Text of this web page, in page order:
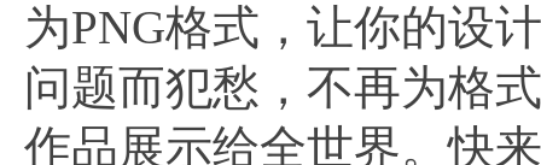
为PNG格式，让你的设
问题而犯愁，不再为格
作品展示给全世界。快